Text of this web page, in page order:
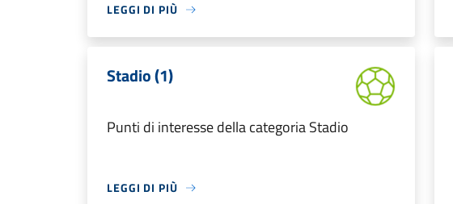
LEGGI DI PIÙ
Stadio (1)
Punti di interesse della categoria Stadio
LEGGI DI PIÙ